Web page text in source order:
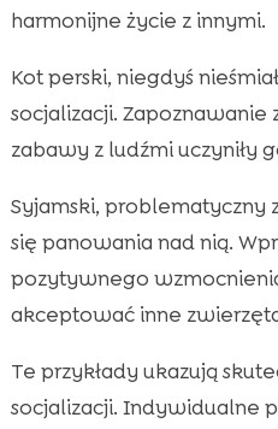
harmonijne życie z innymi.
Kot perski, niegdyś
socjalizacji. Zapoznawanie
zabawy z ludźmi uczyniły
Syjamski, problematyczny
się panowania nad nią.
pozytywnego
akceptować inne
Te przykłady ukazują
socjalizacji. Indywidualne